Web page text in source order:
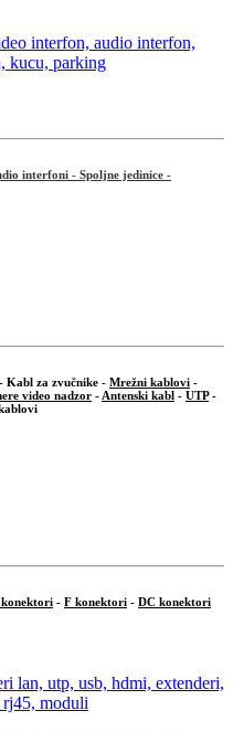
interfoni - Spoljne jedinice -
Kabl za zvučnike - Mrežni kablovi -
video nadzor - Antenski kabl - UTP-
- F konektori - DC konektori